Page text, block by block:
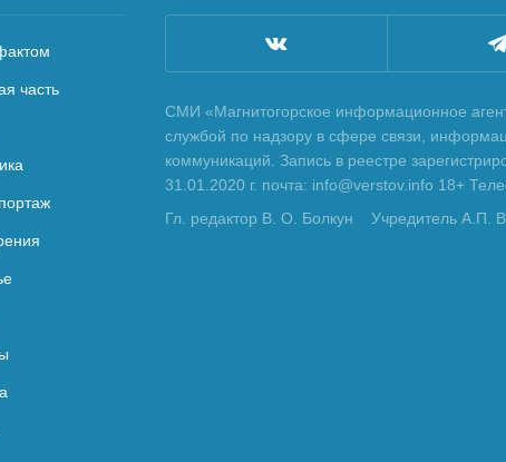
часть
СМИ «Магнитогорское информационное
службой по надзору в сфере связи,
коммуникаций. Запись в реестре
31.01.2020 г. почта: info@verstov.info 18+
Гл. редактор В. О. Болкун
Учредитель А.П.